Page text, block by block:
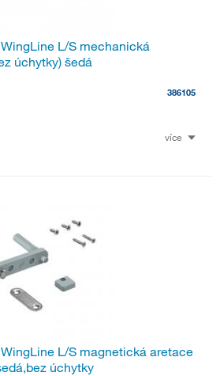
L/S mechanická
úchytky) šedá
386105
více
L/S magnetická aretace
úchytky